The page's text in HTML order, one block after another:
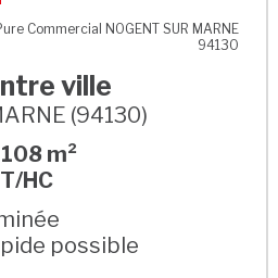
ville
Commercial NOGENT SUR MARNE
94130
ville
(94130)
108 m²
HC
possible